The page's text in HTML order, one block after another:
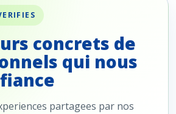
concrets de
qui nous
partagees par nos